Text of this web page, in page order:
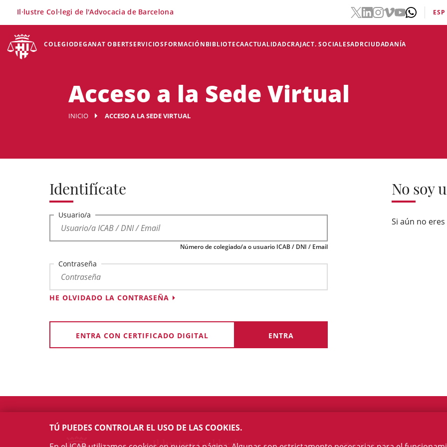
COLEGIODEGANAT OBERTSERVICIOSFORMACIÓNBIBLIOTECAACTUALIDADCRAJACT. SOCIALESADRCIUDADANÍA
Il·lustre Col·legi de l'Advocacia de Barcelona ESP
Acceso a la Sede Virtual
INICIO ACCESO A LA SEDE VIRTUAL
Identifícate
Usuario/a
Número de colegiado/a o usuario ICAB / DNI / Email
Contraseña
HE OLVIDADO LA CONTRASEÑA
ENTRA CON CERTIFICADO DIGITAL
No soy
Si aún no
Contacto
TÚ PUEDES CONTROLAR EL USO DE LAS COOKIES.